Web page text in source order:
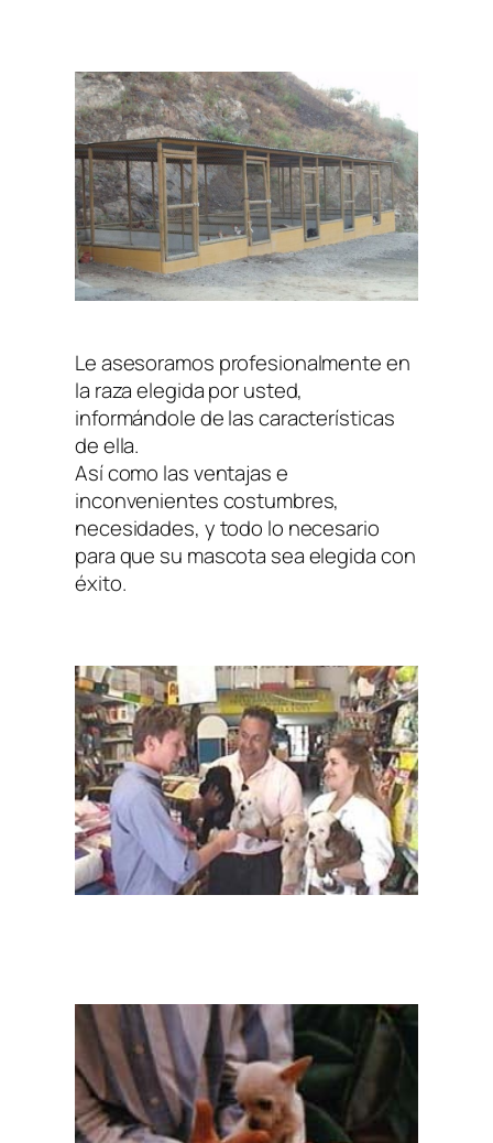
Le asesoramos profesionalmente en
la raza elegida por usted,
informándole de las características
de ella.
Así como las ventajas e
inconvenientes costumbres,
necesidades, y todo lo necesario
para que su mascota sea elegida con
éxito.